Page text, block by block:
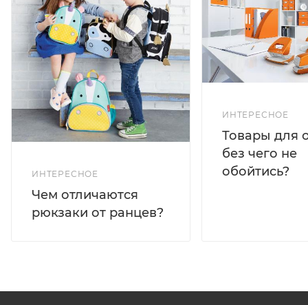
ИНТЕРЕСНОЕ
Чем отличаются
рюкзаки от ранцев?
ИНТЕРЕСНОЕ
Товары для
без чего не
обойтись?